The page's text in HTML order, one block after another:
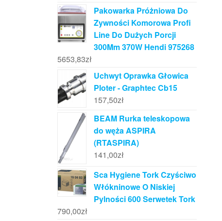
Pakowarka Próżniowa Do
Zywności Komorowa Profi
Line Do Dużych Porcji
300Mm 370W Hendi 975268
5653,83zł
Uchwyt Oprawka Głowica
Ploter - Graphtec Cb15
157,50zł
BEAM Rurka teleskopowa
do węża ASPIRA
(RTASPIRA)
141,00zł
Sca Hygiene Tork Czyściwo
Włókninowe O Niskiej
Pylności 600 Serwetek Tork
790,00zł